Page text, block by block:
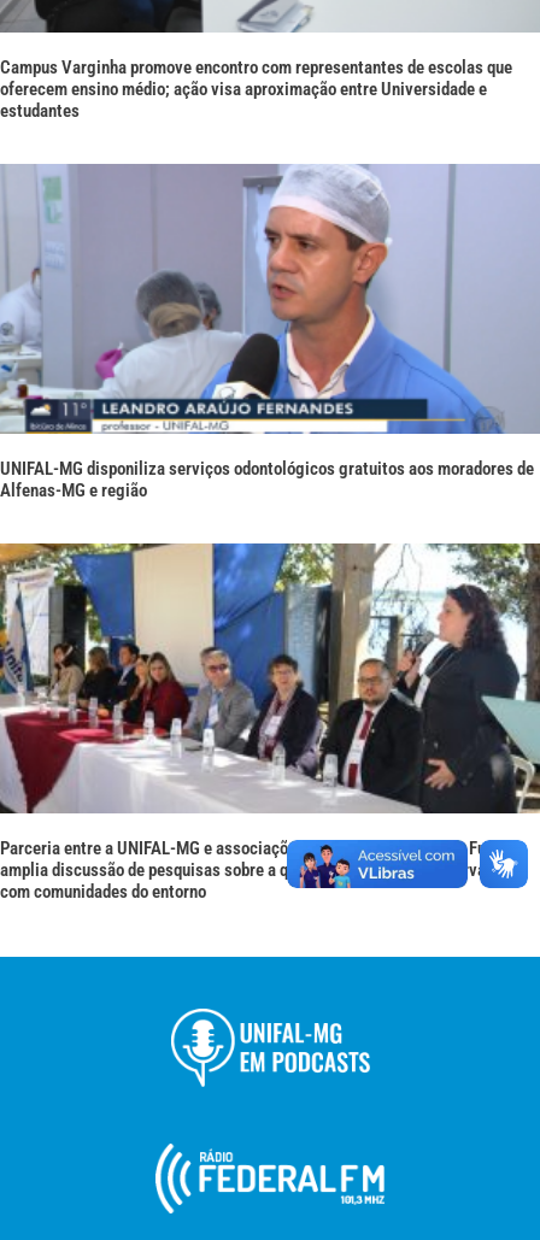
Campus Varginha promove encontro com representantes de escolas que
oferecem ensino médio; ação visa aproximação entre Universidade e
estudantes
UNIFAL-MG disponiliza serviços odontológicos gratuitos aos moradores de
Alfenas-MG e região
Parceria entre a UNIFAL-MG e associações vinculadas ao Lago de Furnas
amplia discussão de pesquisas sobre a qualidade da água do reservatório
com comunidades do entorno